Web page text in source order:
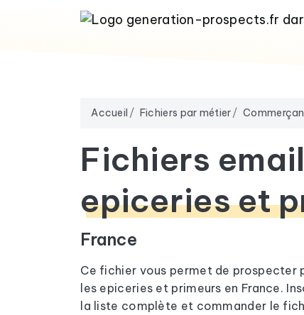
Accueil Fichiers par métier
Fichiers
epiceries et
France
Ce fichier vous permet de prospecter
les epiceries et primeurs en France.
la liste complète et commander le